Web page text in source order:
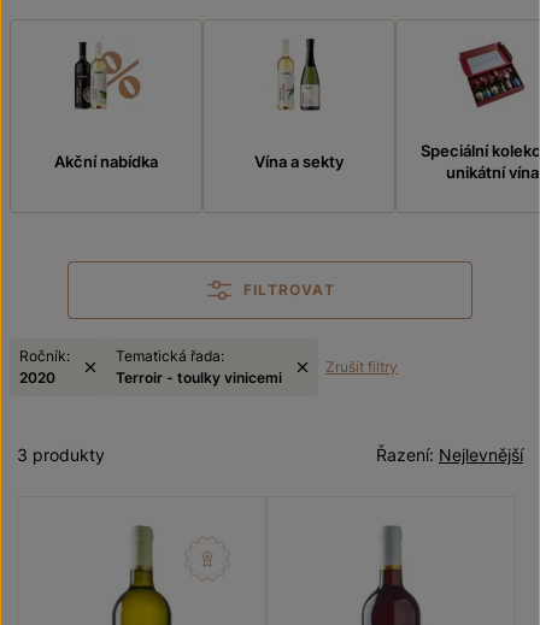
Akční nabídka Vína a sekty
Speciální
unikátní vína
FILTROVAT
Ročník:
2020
Tematická řada:
Terroir - toulky vinicemi
Zrušit filtry
Nejlevnější
Řazení:
3 produkty